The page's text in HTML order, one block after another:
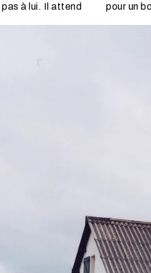
à lui. Il attend
pour un